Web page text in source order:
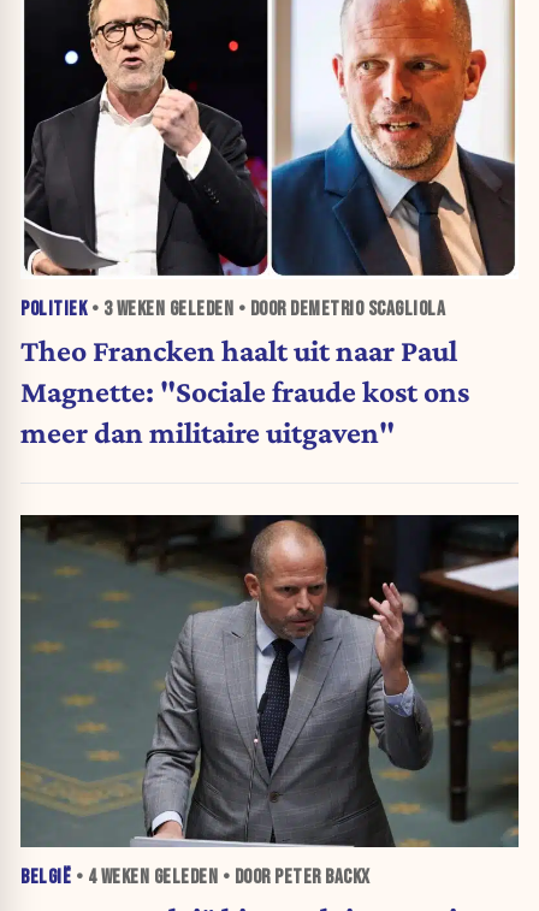
POLITIEK• 3 WEKEN GELEDEN • DOOR DEMETRIO SCAGLIOLA
Theo Francken haalt uit naar Paul
Magnette: "Sociale fraude kost ons
meer dan militaire uitgaven"
BELGIË • 4 WEKEN GELEDEN • DOOR PETER BACKX